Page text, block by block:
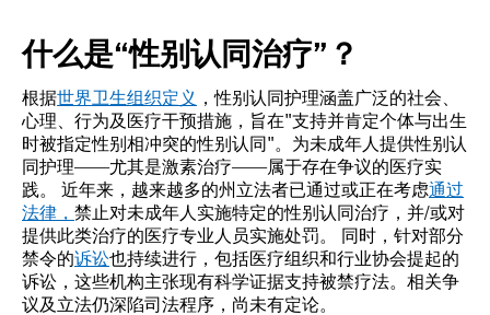
什么是“性别认同治疗”？
根据世界卫生组织定义 ，性别认同护理涵盖广泛的社会、
心理、行为及医疗干预措施，旨在"支持并肯定个体与出生
时被指定性别相冲突的性别认同"。为未成年人提供性别认
同护理——尤其是激素治疗——属于存在争议的医疗实
践。 近年来，越来越多的州立法者已通过或正在考虑通过
法律， 禁止对未成年人实施特定的性别认同治疗，并/或对
提供此类治疗的医疗专业人员实施处罚。 同时，针对部分
禁令的诉讼也持续进行，包括医疗组织和行业协会提起的
诉讼，这些机构主张现有科学证据支持被禁疗法。相关争
议及立法仍深陷司法程序，尚未有定论。